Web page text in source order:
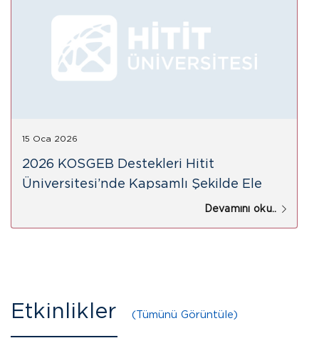
15 Oca 2026
2026 KOSGEB Destekleri Hitit
Üniversitesi’nde Kapsamlı Şekilde Ele
Devamını oku..
Etkinlikler (Tümünü Görüntüle)